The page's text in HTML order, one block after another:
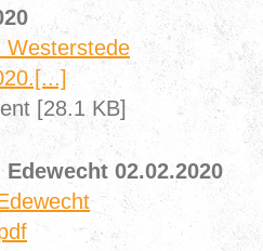
Westerstede
[28.1 KB]
02.02.2020